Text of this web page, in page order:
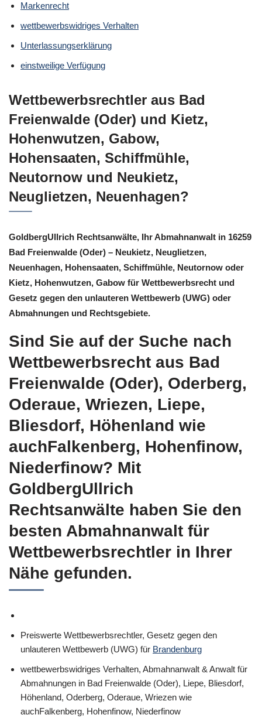
Markenrecht
wettbewerbswidriges Verhalten
Unterlassungserklärung
einstweilige Verfügung
Wettbewerbsrechtler aus Bad
Freienwalde (Oder) und Kietz,
Hohenwutzen, Gabow,
Hohensaaten, Schiffmühle,
Neutornow und Neukietz,
Neuglietzen, Neuenhagen?
GoldbergUllrich Rechtsanwälte, Ihr Abmahnanwalt in 16259
Bad Freienwalde (Oder) – Neukietz, Neuglietzen,
Neuenhagen, Hohensaaten, Schiffmühle, Neutornow oder
Kietz, Hohenwutzen, Gabow für Wettbewerbsrecht und
Gesetz gegen den unlauteren Wettbewerb (UWG) oder
Abmahnungen und Rechtsgebiete.
Sind Sie auf der Suche nach
Wettbewerbsrecht aus Bad
Freienwalde (Oder), Oderberg,
Oderaue, Wriezen, Liepe,
Bliesdorf, Höhenland wie
auchFalkenberg, Hohenfinow,
Niederfinow? Mit
GoldbergUllrich
Rechtsanwälte haben Sie den
besten Abmahnanwalt für
Wettbewerbsrechtler in Ihrer
Nähe gefunden.
Preiswerte Wettbewerbsrechtler, Gesetz gegen den
unlauteren Wettbewerb (UWG) für Brandenburg
wettbewerbswidriges Verhalten, Abmahnanwalt & Anwalt für
Abmahnungen in Bad Freienwalde (Oder), Liepe, Bliesdorf,
Höhenland, Oderberg, Oderaue, Wriezen wie
auchFalkenberg, Hohenfinow, Niederfinow